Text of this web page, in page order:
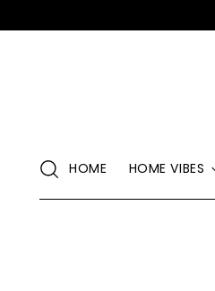
HOME HOME VIBES